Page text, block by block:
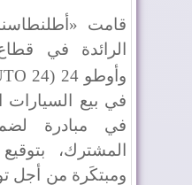
قامت
الرائدة في
وأوطو 24 (
24
في بيع السيارات
في مبادرة لضم
المشترك،
ومبتكَرة من أجل